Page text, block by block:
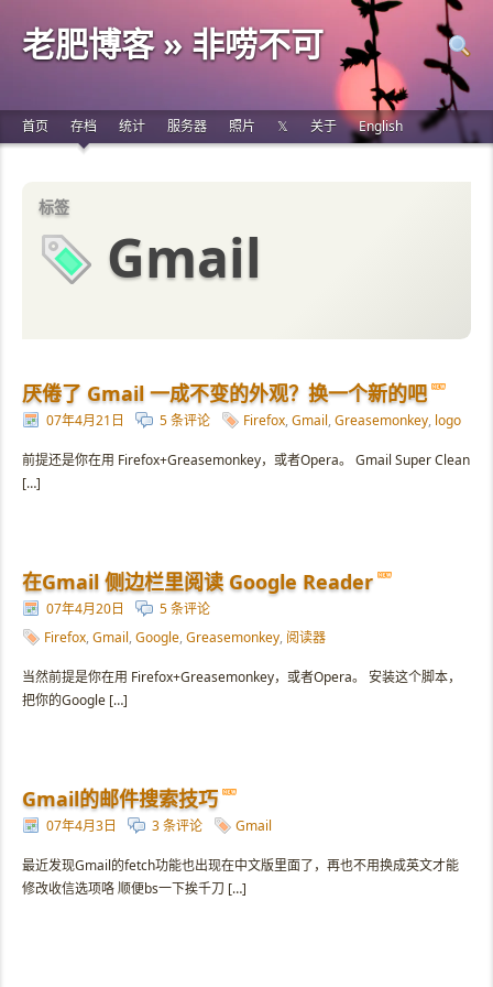
老肥博客 » 非唠不可
首页 存档 统计 服务器 照片 𝕏 关于 English
标签
Gmail
厌倦了 Gmail 一成不变的外观？换一个新的吧
07年4月21日 5 条评论 Firefox, Gmail, Greasemonkey, logo
前提还是你在用 Firefox+Greasemonkey，或者Opera。 Gmail Super Clean
[…]
在Gmail 侧边栏里阅读 Google Reader
07年4月20日
5 条评论
Firefox, Gmail, Google, Greasemonkey, 阅读器
当然前提是你在用 Firefox+Greasemonkey，或者Opera。 安装这个脚本，
把你的Google […]
Gmail的邮件搜索技巧
07年4月3日 3 条评论 Gmail
最近发现Gmail的fetch功能也出现在中文版里面了，再也不用换成英文才能
修改收信选项咯 顺便bs一下挨千刀 […]